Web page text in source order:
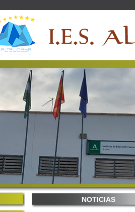
NOTICIAS